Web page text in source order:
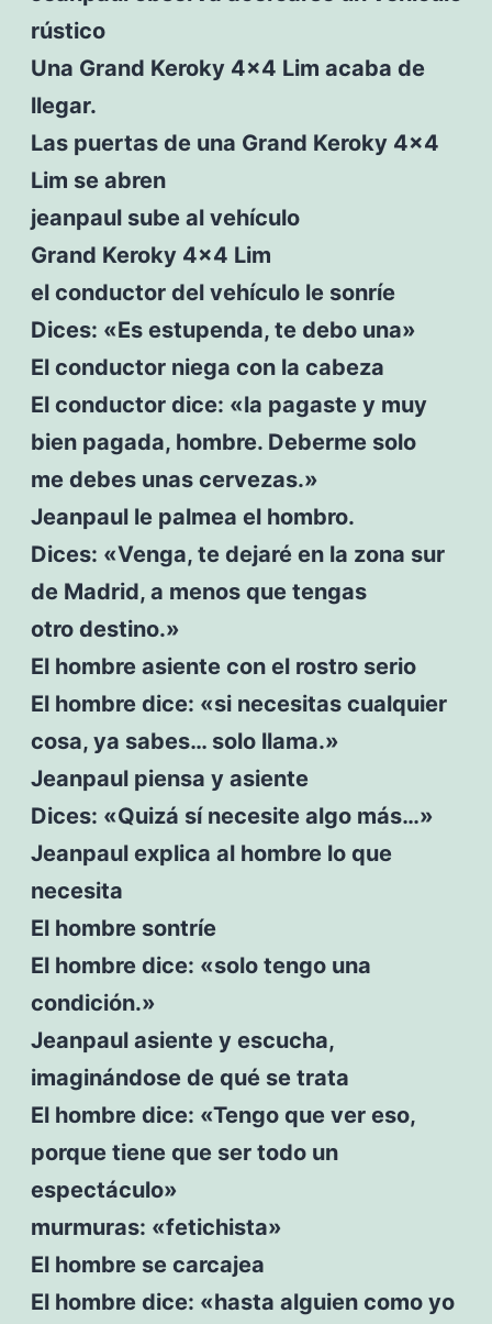
rústico
Una Grand Keroky 4×4 Lim acaba de
llegar.
Las puertas de una Grand Keroky 4×4
Lim se abren
jeanpaul sube al vehículo
Grand Keroky 4×4 Lim
el conductor del vehículo le sonríe
Dices: «Es estupenda, te debo una»
El conductor niega con la cabeza
El conductor dice: «la pagaste y muy
bien pagada, hombre. Deberme solo
me debes unas cervezas.»
Jeanpaul le palmea el hombro.
Dices: «Venga, te dejaré en la zona sur
de Madrid, a menos que tengas
otro destino.»
El hombre asiente con el rostro serio
El hombre dice: «si necesitas cualquier
cosa, ya sabes… solo llama.»
Jeanpaul piensa y asiente
Dices: «Quizá sí necesite algo más…»
Jeanpaul explica al hombre lo que
necesita
El hombre sontríe
El hombre dice: «solo tengo una
condición.»
Jeanpaul asiente y escucha,
imaginándose de qué se trata
El hombre dice: «Tengo que ver eso,
porque tiene que ser todo un
espectáculo»
murmuras: «fetichista»
El hombre se carcajea
El hombre dice: «hasta alguien como yo